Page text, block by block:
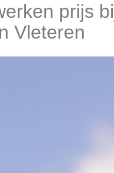
prijs
Vleteren